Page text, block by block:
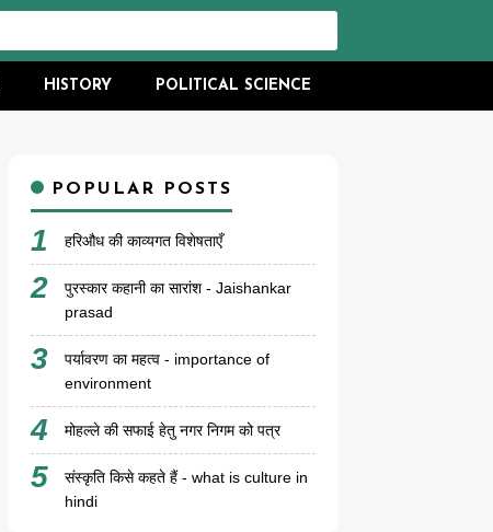
HISTORY POLITICAL SCIENCE
POPULAR POSTS
हरिऔध की काव्यगत विशेषताएँ
पुरस्कार कहानी का सारांश - Jaishankar
prasad
पर्यावरण का महत्व - importance of
environment
मोहल्ले की सफाई हेतु नगर निगम को पत्र
संस्कृति किसे कहते हैं - what is culture in
hindi